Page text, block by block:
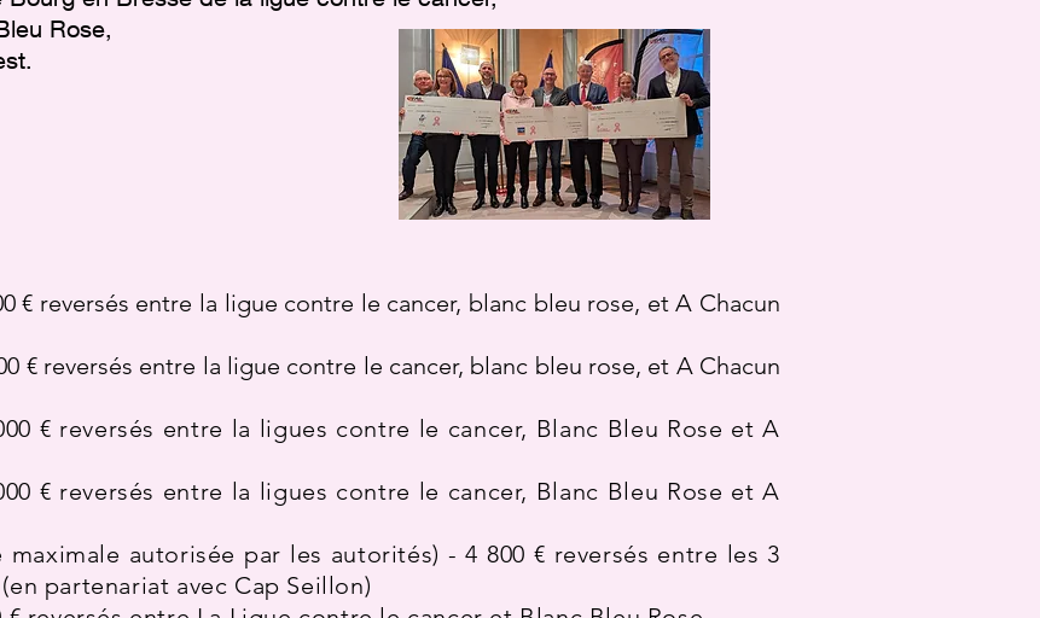
Rose,
€ reversés entre la ligue contre le cancer, blanc bleu rose, et A Chacun
€ reversés entre la ligue contre le cancer, blanc bleu rose, et A Chacun
€ reversés entre la ligues contre le cancer, Blanc Bleu Rose et A
€ reversés entre la ligues contre le cancer, Blanc Bleu Rose et A
maximale autorisée par les autorités) - 4 800 € reversés entre les 3
partenariat avec Cap Seillon)